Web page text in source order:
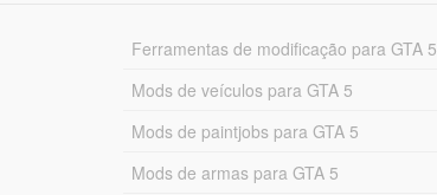
Ferramentas de modificação para GTA 5
Mods de veículos para GTA 5
Mods de paintjobs para GTA 5
Mods de armas para GTA 5